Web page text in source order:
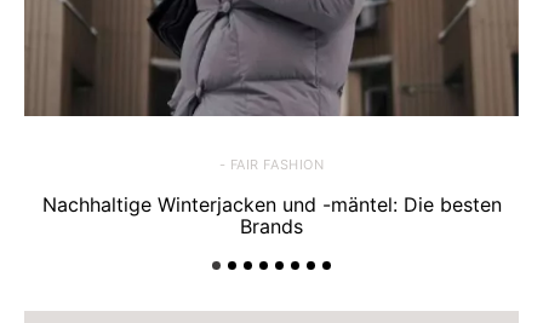
- FAIR FASHION
Nachhaltige Winterjacken und -mäntel: Die besten
Brands